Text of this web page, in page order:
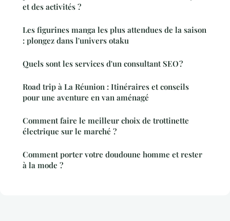
et des activités ?
Les figurines manga les plus attendues de la saison
: plongez dans l'univers otaku
Quels sont les services d'un consultant SEO ?
Road trip à La Réunion : Itinéraires et conseils
pour une aventure en van aménagé
Comment faire le meilleur choix de trottinette
électrique sur le marché ?
Comment porter votre doudoune homme et rester
à la mode ?